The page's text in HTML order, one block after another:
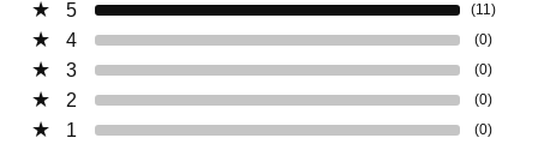
5
(11)
4 (0)
3 (0)
2 (0)
1 (0)